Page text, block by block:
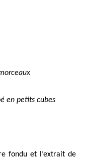
en petits cubes
fondu et l’extrait de